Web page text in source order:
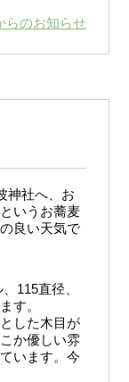
らのお知らせ
神社へ、お
いうお蕎麦
良い天気で
115直径、
す。
した木目が
か優しい雰
います。今